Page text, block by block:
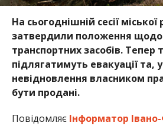
На сьогоднішній сесії
затвердили положення щодо
транспортних засобів. Тепер
підлягатимуть евакуації та, у
невідновлення власником
бути продані.
ПовідомляєІнформатор